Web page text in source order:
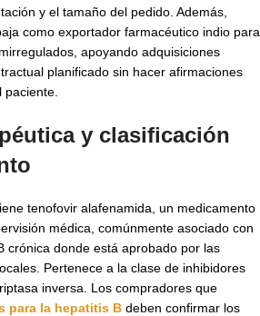
y el tamaño del pedido. Además,
como exportador farmacéutico indio para
apoyando adquisiciones
planificado sin hacer afirmaciones
y clasificación
tenofovir alafenamida, un medicamento
médica, comúnmente asociado con
crónica donde está aprobado por las
Pertenece a la clase de inhibidores
inversa. Los compradores que
para la hepatitis B deben confirmar los